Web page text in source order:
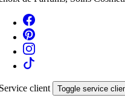
client Toggle service